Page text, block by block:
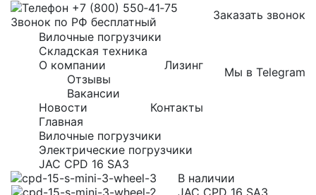
+7 (800) 550‑41‑75
Звонок по РФ бесплатный
Заказать звонок
Вилочные погрузчики
Складская техника
О компании
Отзывы
Вакансии
Лизинг
Новости Контакты
Мы в Telegram
Главная
Вилочные погрузчики
Электрические погрузчики
JAC CPD 16 SA3
В наличии
JAC CPD 16 SA3